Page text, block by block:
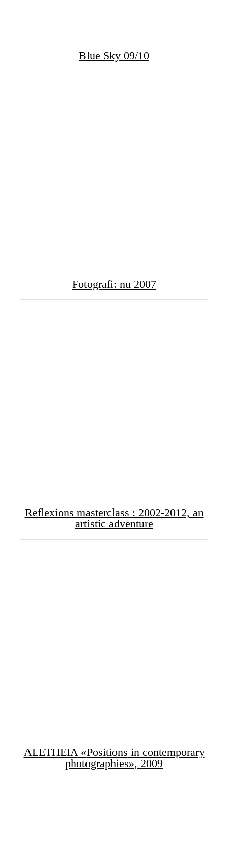
Blue Sky 09/10
Fotografi: nu 2007
Reflexions masterclass : 2002-2012, an
artistic adventure
ALETHEIA«Positions in contemporary
photographies», 2009